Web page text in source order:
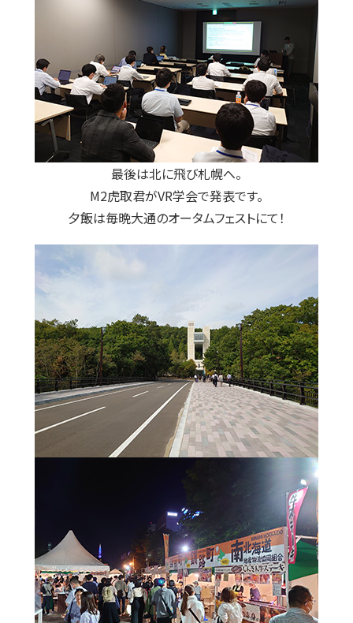
最後は北に飛び札幌へ。
M2虎取君がVR学会で発表です。
夕飯は毎晩大通のオータムフェストにて！